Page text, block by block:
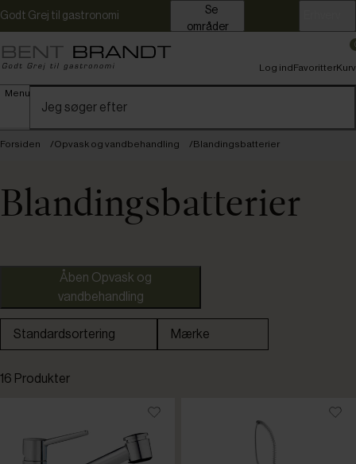
Godt Grej til gastronomi
områder
Menu
Log indFavoritterKurv
Forsiden Opvask og vandbehandling Blandingsbatterier
Blandingsbatterier
vandbehandling
Standardsortering
Laveste pris
Mærke
16 Produkter